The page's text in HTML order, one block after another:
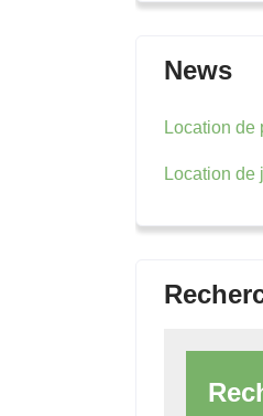
News
Location de
Location de